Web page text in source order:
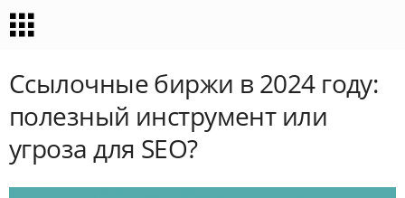
Ссылочные биржи в 2024 году:
полезный инструмент или
угроза для SEO?